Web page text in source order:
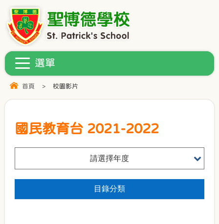
首頁 > 校園影片
國民教育台 2021-2022
請選擇年度
目錄分類